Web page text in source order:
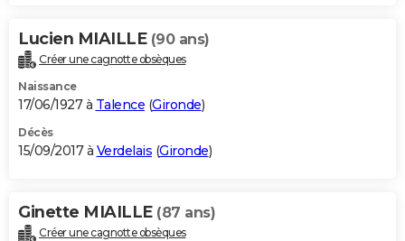
Lucien MIAILLE (90 ans)
Créer une cagnotte obsèques
Naissance
17/06/1927 à Talence (Gironde)
Décès
15/09/2017 à Verdelais (Gironde)
Ginette MIAILLE (87 ans)
Créer une cagnotte obsèques